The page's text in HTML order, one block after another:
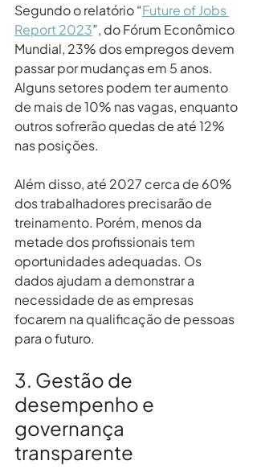
Segundo o relatório “Future of Jobs
Report 2023”, do Fórum Econômico
Mundial, 23% dos empregos devem
passar por mudanças em 5 anos.
Alguns setores podem ter aumento
de mais de 10% nas vagas, enquanto
outros sofrerão quedas de até 12%
nas posições.
Além disso, até 2027 cerca de 60%
dos trabalhadores precisarão de
treinamento. Porém, menos da
metade dos profissionais tem
oportunidades adequadas. Os
dados ajudam a demonstrar a
necessidade de as empresas
focarem na qualificação de pessoas
para o futuro.
3. Gestão de
desempenho e
governança
transparente